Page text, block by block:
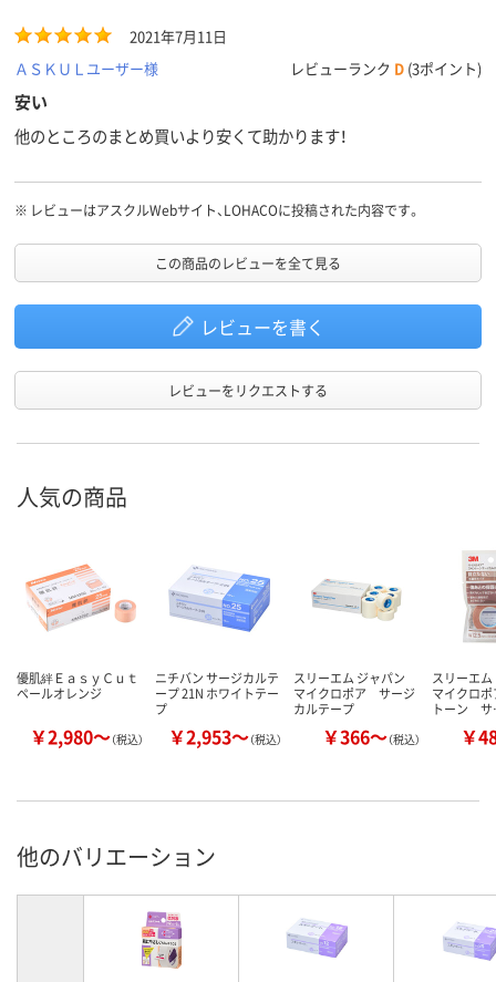
2021年7月11日
ＡＳＫＵＬユーザー様
レビューランク D (3ポイント)
安い
他のところのまとめ買いより安くて助かります！
※ レビューはアスクルWebサイト、LOHACOに投稿された内容です。
この商品のレビューを全て見る
レビューを書く
レビューをリクエストする
人気の商品
優肌絆ＥａｓｙＣｕｔ
ペールオレンジ
￥2,980～（税込）
ニチバン サージカルテ
ープ 21N ホワイトテー
プ
￥2,953～（税込）
スリーエム ジャパン
マイクロポア サージ
カルテープ
￥366～（税込）
スリーエ
マイクロポ
トーン
￥
他のバリエーション